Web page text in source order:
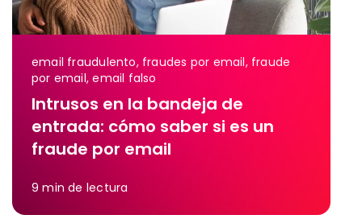
email fraudulento, fraudes por email, fraude
por email, email falso
Intrusos en la bandeja de
entrada: cómo saber si es un
fraude por email
9 min de lectura